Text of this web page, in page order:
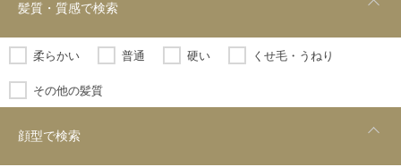
髪質・質感で検索
柔らかい 普通 硬い くせ毛・うねり
その他の髪質
顔型で検索